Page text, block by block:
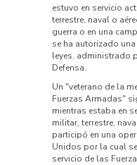
estuvo en servicio
terrestre, naval o
guerra o en una
se ha autorizado
leyes. administrado
Defensa.
Un "veterano de la
Fuerzas Armadas"
mientras estaba en
militar, terrestre,
participó en una
Unidos por la cual
servicio de las